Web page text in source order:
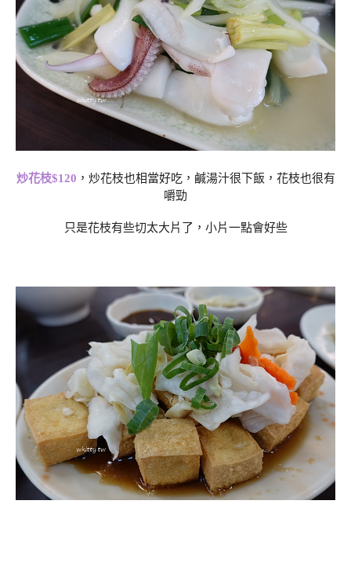
炒花枝$120 ，炒花枝也相當好吃，鹹湯汁很下飯，花枝也很有
嚼勁
只是花枝有些切太大片了，小片一點會好些